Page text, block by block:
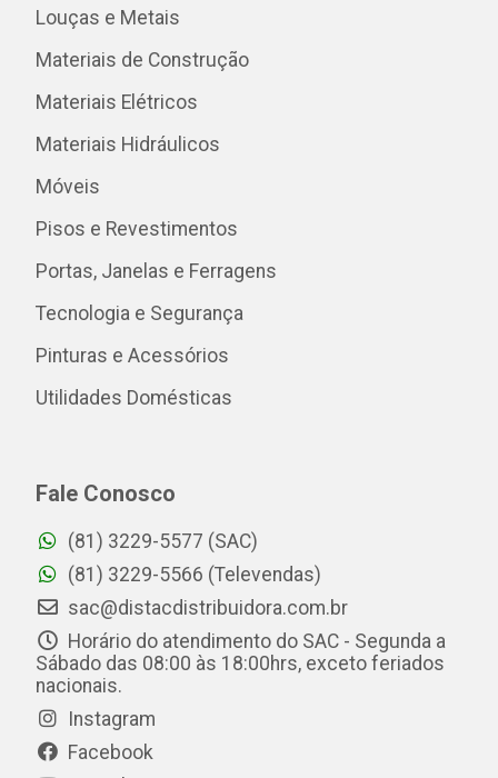
Louças e Metais
Materiais de Construção
Materiais Elétricos
Materiais Hidráulicos
Móveis
Pisos e Revestimentos
Portas, Janelas e Ferragens
Tecnologia e Segurança
Pinturas e Acessórios
Utilidades Domésticas
Fale Conosco
(81) 3229-5577 (SAC)
(81) 3229-5566 (Televendas)
sac@distacdistribuidora.com.br
Horário do atendimento do SAC - Segunda a
Sábado das 08:00 às 18:00hrs, exceto feriados
nacionais.
Instagram
Facebook